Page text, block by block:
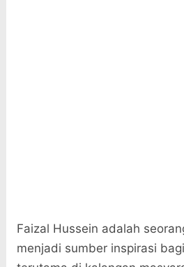
Faizal Hussein adalah
menjadi sumber inspirasi